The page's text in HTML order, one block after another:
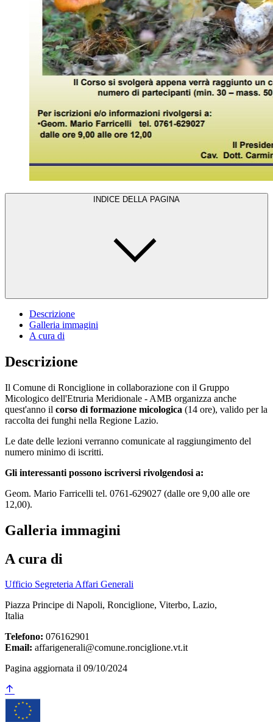
INDICE DELLA PAGINA
Descrizione
Galleria immagini
A cura di
Descrizione
Il Comune di Ronciglione in collaborazione con il Gruppo
Micologico dell'Etruria Meridionale - AMB organizza anche
quest'anno il corso di formazione micologica (14 ore), valido per la
raccolta dei funghi nella Regione Lazio.
Le date delle lezioni verranno comunicate al raggiungimento del
numero minimo di iscritti.
Gli interessanti possono iscriversi rivolgendosi a:
Geom. Mario Farricelli tel. 0761-629027 (dalle ore 9,00 alle ore
12,00).
Galleria immagini
A cura di
Ufficio Segreteria Affari Generali
Piazza Principe di Napoli, Ronciglione, Viterbo, Lazio,
Italia
Telefono: 076162901
Email: affarigenerali@comune.ronciglione.vt.it
Pagina aggiornata il 09/10/2024